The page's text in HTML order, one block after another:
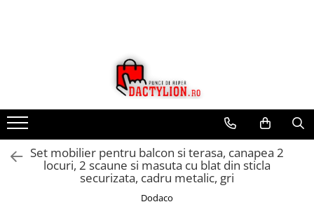
Set mobilier pentru balcon si terasa, canapea 2
locuri, 2 scaune si masuta cu blat din sticla
securizata, cadru metalic, gri
Dodaco